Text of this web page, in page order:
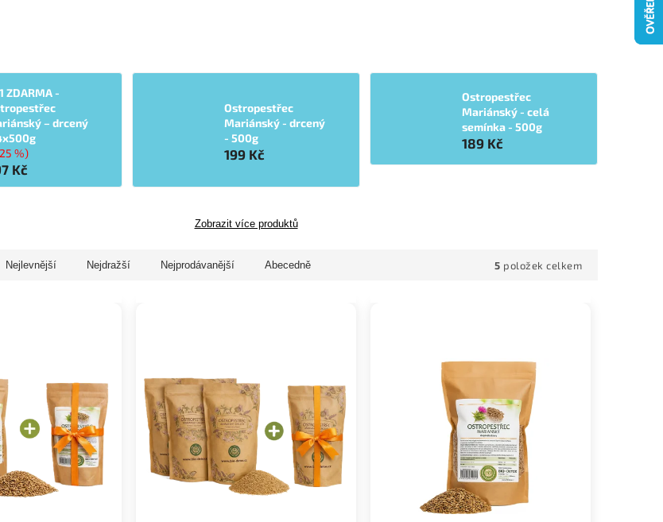
ZDARMA -
– drcený
%)
Kč
Ostropestřec
Mariánský - drcený
- 500g
199 Kč
Ostropestřec
Mariánský - celá
semínka - 500g
189 Kč
Zobrazit více produktů
Nejlevnější Nejdražší Nejprodávanější Abecedně 5 položek celkem